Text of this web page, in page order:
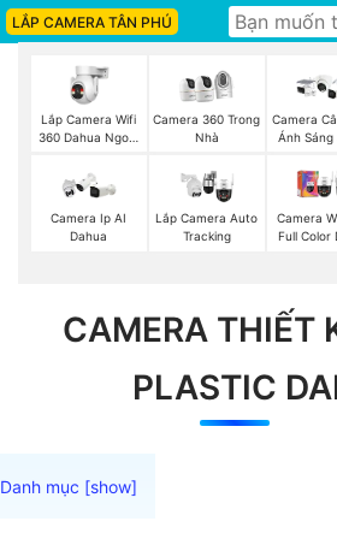
LẮP CAMERA TÂN PHÚ
Lắp Camera Wifi
360 Dahua Ngoài
Camera 360 Trong
Nhà
Camera
Ánh Sáng
Camera Ip AI
Dahua
Lắp Camera Auto
Tracking
Camera
Full Color
CAMERA THIẾT
PLASTIC